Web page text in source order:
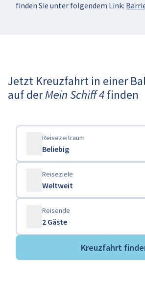
finden Sie unter folgendem Link:
Jetzt Kreuzfahrt in einer
auf der Mein Schiff 4 finden
Reisezeitraum
Beliebig
Reiseziele
Weltweit
Reisende
2 Gäste
Kreuzfahrt